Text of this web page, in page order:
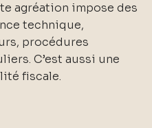
agréation impose des
technique,
procédures
C’est aussi une
fiscale.